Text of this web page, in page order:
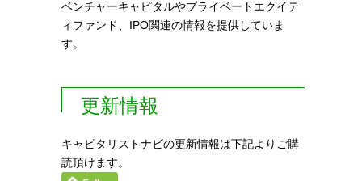
ベンチャーキャピタルやプライベートエクイテ
ィファンド、IPO関連の情報を提供していま
す。
更新情報
キャピタリストナビの更新情報は下記よりご購
読頂けます。